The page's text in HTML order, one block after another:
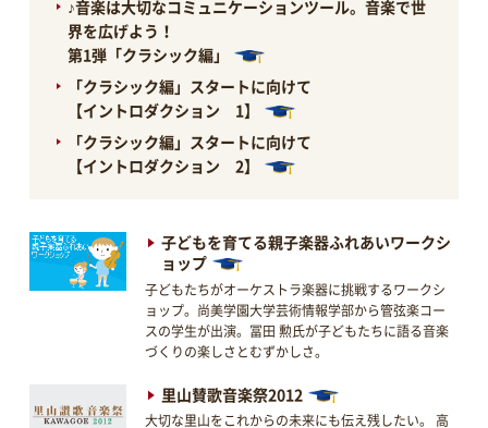
♪音楽は大切なコミュニケーションツール。音楽で世
界を広げよう！
第1弾「クラシック編」
「クラシック編」スタートに向けて
【イントロダクション 1】
「クラシック編」スタートに向けて
【イントロダクション 2】
子どもを育てる親子楽器ふれあいワークシ
ョップ
子どもたちがオーケストラ楽器に挑戦するワークシ
ョップ。尚美学園大学芸術情報学部から管弦楽コー
スの学生が出演。冨田 勲氏が子どもたちに語る音楽
づくりの楽しさとむずかしさ。
里山賛歌音楽祭2012
大切な里山をこれからの未来にも伝え残したい。 高